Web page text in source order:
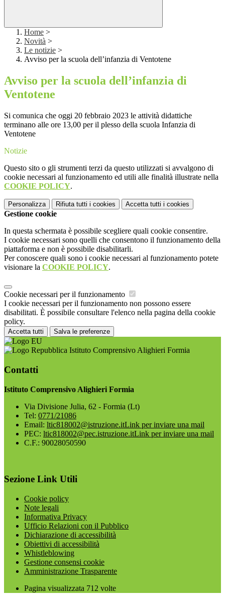
Home >
Novità >
Le notizie >
Avviso per la scuola dell’infanzia di Ventotene
Avviso per la scuola dell’infanzia di
Ventotene
Si comunica che oggi 20 febbraio 2023 le attività didattiche
terminano alle ore 13,00 per il plesso della scuola Infanzia di
Ventotene
Notizie
Questo sito o gli strumenti terzi da questo utilizzati si avvalgono di
cookie necessari al funzionamento ed utili alle finalità illustrate nella
COOKIE POLICY.
Personalizza Rifiuta tutti i cookies Accetta tutti i cookies
Gestione cookie
In questa schermata è possibile scegliere quali cookie consentire.
I cookie necessari sono quelli che consentono il funzionamento della
piattaforma e non è possibile disabilitarli.
Per conoscere quali sono i cookie necessari al funzionamento potete
visionare la COOKIE POLICY.
Cookie necessari per il funzionamento
I cookie necessari per il funzionamento non possono essere
disabilitati. È possibile consultare l'elenco nella pagina della cookie
policy.
Accetta tutti Salva le preferenze
Istituto Comprensivo Alighieri Formia
Contatti
Istituto Comprensivo Alighieri Formia
Via Divisione Julia, 62 - Formia (Lt)
Tel: 0771/21086
Email: ltic818002@istruzione.itLink per inviare una mail
PEC: ltic818002@pec.istruzione.itLink per inviare una mail
C.F.: 90028050590
Sezione Link Utili
Cookie policy
Note legali
Informativa Privacy
Ufficio Relazioni con il Pubblico
Dichiarazione di accessibilità
Obiettivi di accessibilità
Whistleblowing
Gestione consensi cookie
Amministrazione Trasparente
Pagina visualizzata 712 volte